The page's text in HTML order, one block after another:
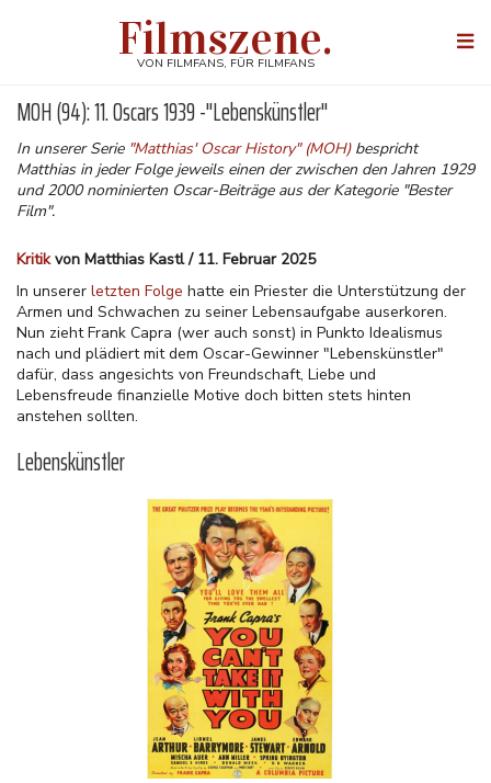
Filmszene.
VON FILMFANS, FÜR FILMFANS
MOH (94): 11. Oscars 1939 -"Lebenskünstler"
In unserer Serie "Matthias' Oscar History" (MOH)bespricht
Matthias in jeder Folge jeweils einen der zwischen den Jahren 1929
und 2000 nominierten Oscar-Beiträge aus der Kategorie "Bester
Film".
Kritikvon Matthias Kastl / 11. Februar 2025
In unserer letzten Folge hatte ein Priester die Unterstützung der
Armen und Schwachen zu seiner Lebensaufgabe auserkoren.
Nun zieht Frank Capra (wer auch sonst) in Punkto Idealismus
nach und plädiert mit dem Oscar-Gewinner "Lebenskünstler"
dafür, dass angesichts von Freundschaft, Liebe und
Lebensfreude finanzielle Motive doch bitten stets hinten
anstehen sollten.
Lebenskünstler